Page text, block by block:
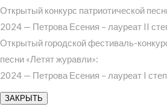
Открытый конкурс патриотической
2024 — Петрова Есения – лауреат II
Открытый городской фестиваль-
песни «Летят журавли»:
2024 — Петрова Есения – лауреат I
ЗАКРЫТЬ